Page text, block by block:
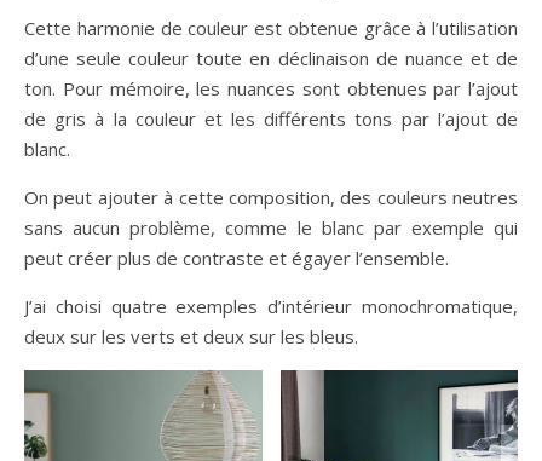
Cette harmonie de couleur est obtenue grâce à l’utilisation
d’une seule couleur toute en déclinaison de nuance et de
ton. Pour mémoire, les nuances sont obtenues par l’ajout
de gris à la couleur et les différents tons par l’ajout de
blanc.
On peut ajouter à cette composition, des couleurs neutres
sans aucun problème, comme le blanc par exemple qui
peut créer plus de contraste et égayer l’ensemble.
J’ai choisi quatre exemples d’intérieur monochromatique,
deux sur les verts et deux sur les bleus.